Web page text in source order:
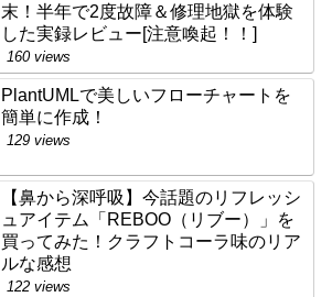
末！半年で2度故障＆修理地獄を体験
した実録レビュー[注意喚起！！]
160 views
PlantUMLで美しいフローチャートを
簡単に作成！
129 views
【鼻から深呼吸】今話題のリフレッシ
ュアイテム「REBOO（リブー）」を
買ってみた！クラフトコーラ味のリア
ルな感想
122 views